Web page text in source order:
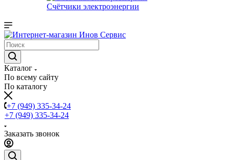
Счётчики электроэнергии
Каталог
По всему сайту
По каталогу
+7 (949) 335-34-24
+7 (949) 335-34-24
Заказать звонок